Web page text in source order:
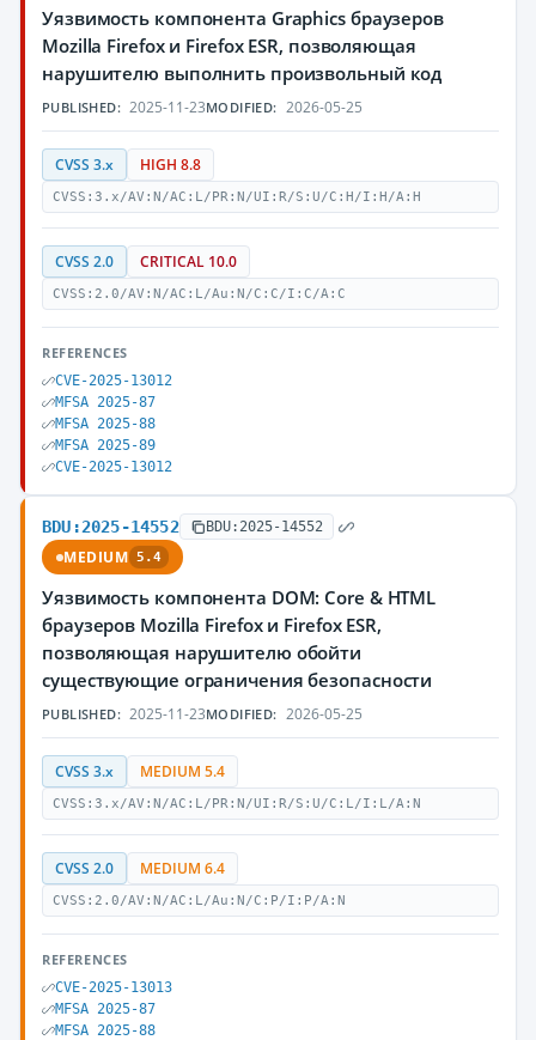
Уязвимость компонента Graphics браузеров
Mozilla Firefox и Firefox ESR, позволяющая
нарушителю выполнить произвольный код
PUBLISHED: 2025-11-23MODIFIED: 2026-05-25
CVSS 3.x HIGH 8.8
CVSS:3.x/AV:N/AC:L/PR:N/UI:R/S:U/C:H/I:H/A:H
CVSS 2.0 CRITICAL 10.0
CVSS:2.0/AV:N/AC:L/Au:N/C:C/I:C/A:C
REFERENCES
CVE-2025-13012
MFSA 2025-87
MFSA 2025-88
MFSA 2025-89
CVE-2025-13012
BDU:2025-14552 BDU:2025-14552
MEDIUM 5.4
Уязвимость компонента DOM: Core & HTML
браузеров Mozilla Firefox и Firefox ESR,
позволяющая нарушителю обойти
существующие ограничения безопасности
PUBLISHED: 2025-11-23MODIFIED: 2026-05-25
CVSS 3.x MEDIUM 5.4
CVSS:3.x/AV:N/AC:L/PR:N/UI:R/S:U/C:L/I:L/A:N
CVSS 2.0 MEDIUM 6.4
CVSS:2.0/AV:N/AC:L/Au:N/C:P/I:P/A:N
REFERENCES
CVE-2025-13013
MFSA 2025-87
MFSA 2025-88